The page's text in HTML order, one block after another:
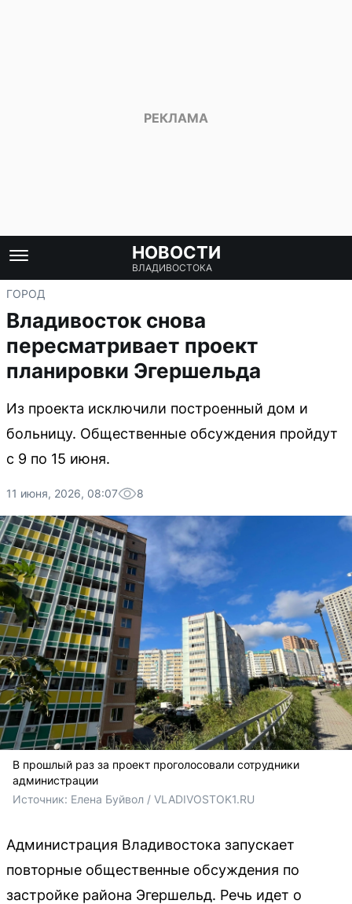
НОВОСТИ
ВЛАДИВОСТОКА
ГОРОД
Владивосток снова
пересматривает проект
планировки Эгершельда
Из проекта исключили построенный дом и
больницу. Общественные обсуждения пройдут
с 9 по 15 июня.
11 июня, 2026, 08:07 8
В прошлый раз за проект проголосовали сотрудники
администрации
Источник: Елена Буйвол / VLADIVOSTOK1.RU
Администрация Владивостока запускает
повторные общественные обсуждения по
застройке района Эгершельд. Речь идет о